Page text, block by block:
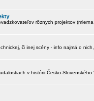
rôznych projektov
či inej scény - info najmä o
v histórii Česko-Slovenského